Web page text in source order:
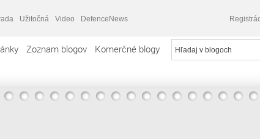
Užitočná Video DefenceNews
Zoznam blogov Komerčné blogy